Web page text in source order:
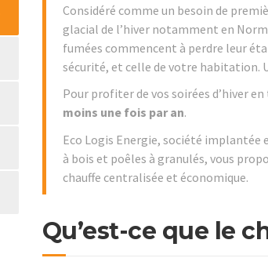
Considéré comme un besoin de
glacial de l’hiver notamment en
fumées commencent à perdre leur
sécurité, et celle de votre habitation.
Pour profiter de vos soirées d’hiver
moins une fois par an.
Eco Logis Energie, société implantée
à bois et poêles à granulés, vous
chauffe centralisée et économique.
Qu’est-ce que le